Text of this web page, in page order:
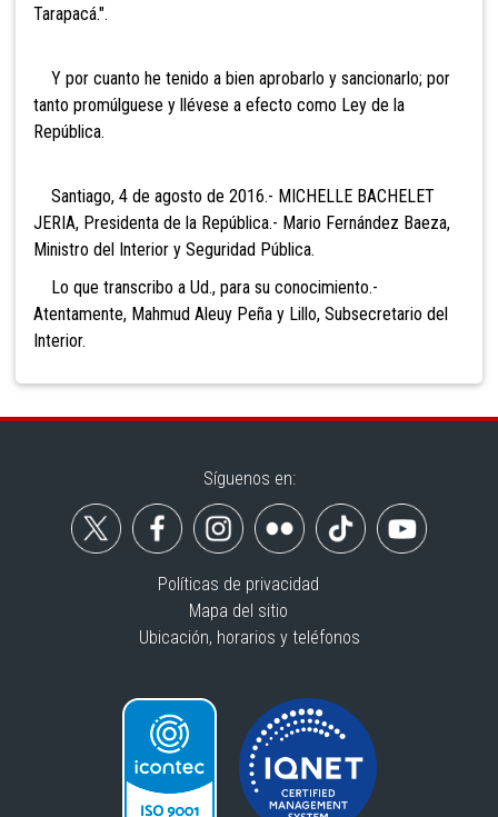
Tarapacá.".
Y por cuanto he tenido a bien aprobarlo y sancionarlo; por
tanto promúlguese y llévese a efecto como Ley de la
República.
Santiago, 4 de agosto de 2016.- MICHELLE BACHELET
JERIA, Presidenta de la República.- Mario Fernández Baeza,
Ministro del Interior y Seguridad Pública.
Lo que transcribo a Ud., para su conocimiento.-
Atentamente, Mahmud Aleuy Peña y Lillo, Subsecretario del
Interior.
Síguenos en:
Políticas de privacidad
Mapa del sitio
Ubicación, horarios y teléfonos